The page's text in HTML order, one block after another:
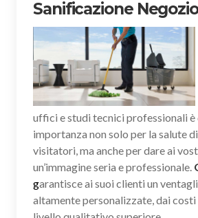
Sanificazione
uffici e studi tecnici professionali
importanza non solo per la salute
visitatori, ma anche per dare ai
un’immagine seria e professionale.
garantisce ai suoi clienti un
altamente personalizzate, dai